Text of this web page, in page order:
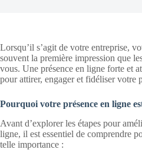
Lorsqu’il s’agit de votre entreprise,
souvent la première impression que
vous. Une présence en ligne forte et
pour attirer, engager et fidéliser votre
Pourquoi votre présence en ligne
Avant d’explorer les étapes pour
ligne, il est essentiel de comprendre
telle importance :